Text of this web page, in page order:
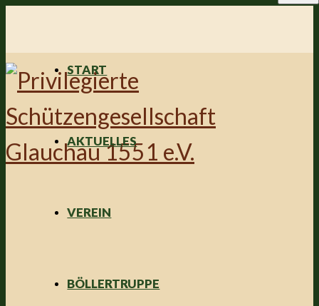
START
AKTUELLES
VEREIN
BÖLLERTRUPPE